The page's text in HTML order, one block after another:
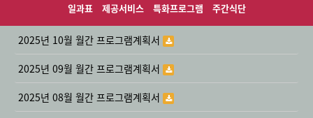
일과표 제공서비스 특화프로그램 주간식단
2025년 10월 월간 프로그램계획서
2025년 09월 월간 프로그램계획서
2025년 08월 월간 프로그램계획서